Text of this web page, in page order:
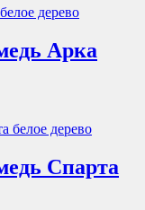
Арка
Спарта